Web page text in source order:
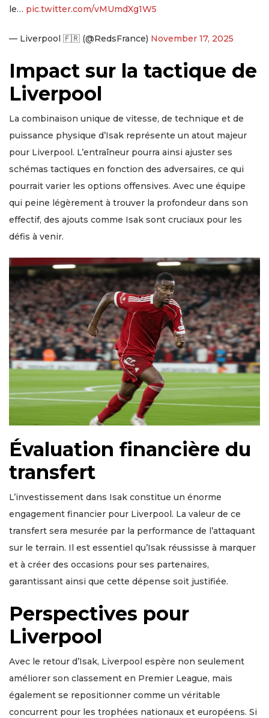
le… pic.twitter.com/vMUmdXg1W5
— Liverpool 🇫🇷 (@RedsFrance) November 17, 2025
Impact sur la tactique de
Liverpool
La combinaison unique de vitesse, de technique et de
puissance physique d’Isak représente un atout majeur
pour Liverpool. L’entraîneur pourra ainsi ajuster ses
schémas tactiques en fonction des adversaires, ce qui
pourrait varier les options offensives. Avec une équipe
qui peine légèrement à trouver la profondeur dans son
effectif, des ajouts comme Isak sont cruciaux pour les
défis à venir.
Évaluation financière du
transfert
L’investissement dans Isak constitue un énorme
engagement financier pour Liverpool. La valeur de ce
transfert sera mesurée par la performance de l’attaquant
sur le terrain. Il est essentiel qu’Isak réussisse à marquer
et à créer des occasions pour ses partenaires,
garantissant ainsi que cette dépense soit justifiée.
Perspectives pour
Liverpool
Avec le retour d’Isak, Liverpool espère non seulement
améliorer son classement en Premier League, mais
également se repositionner comme un véritable
concurrent pour les trophées nationaux et européens. Si